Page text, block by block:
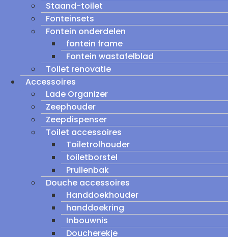
Staand-toilet
Fonteinsets
Fontein onderdelen
fontein frame
Fontein wastafelblad
Toilet renovatie
Accessoires
Lade Organizer
Zeephouder
Zeepdispenser
Toilet accessoires
Toiletrolhouder
toiletborstel
Prullenbak
Douche accessoires
Handdoekhouder
handdoekring
Inbouwnis
Doucherekje